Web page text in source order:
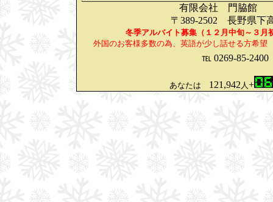
有限会社 門脇館
〒389-2502 長野県下
冬季アルバイト募集（１２月中旬～３
外国のお客様多数の為、英語が少し話せる方希望
℡ 0269-85-
あなたは 121,942 人 +